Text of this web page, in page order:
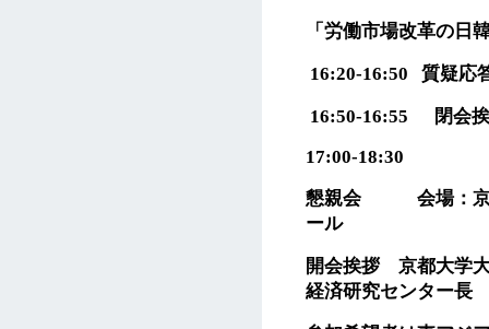
「労働市場改革の
16:20-16:50 質疑応
16:50-16:55
閉会
17:00-18:30
懇親会 会場：京都
ール
開会挨拶 京都大学
経済研究センター長